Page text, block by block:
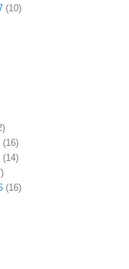
(10)
(16)
(14)
(16)